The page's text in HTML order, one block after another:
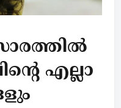
എല്ലാ